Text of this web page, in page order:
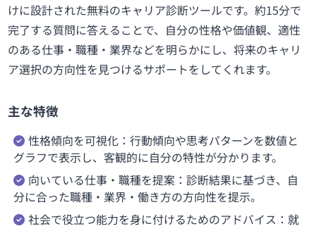
けに設計された無料のキャリア診断ツールです。約15分で
完了する質問に答えることで、自分の性格や価値観、適性
のある仕事・職種・業界などを明らかにし、将来のキャリ
ア選択の方向性を見つけるサポートをしてくれます。
主な特徴
性格傾向を可視化：行動傾向や思考パターンを数値と
グラフで表示し、客観的に自分の特性が分かります。
向いている仕事・職種を提案：診断結果に基づき、自
分に合った職種・業界・働き方の方向性を提示。
社会で役立つ能力を身に付けるためのアドバイス：就